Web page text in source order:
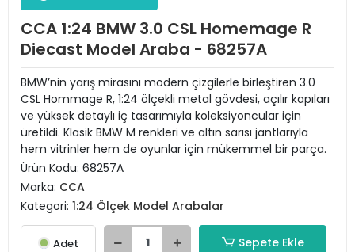
CCA 1:24 BMW 3.0 CSL Homemage R
Diecast Model Araba - 68257A
BMW’nin yarış mirasını modern çizgilerle birleştiren 3.0
CSL Hommage R, 1:24 ölçekli metal gövdesi, açılır kapıları
ve yüksek detaylı iç tasarımıyla koleksiyoncular için
üretildi. Klasik BMW M renkleri ve altın sarısı jantlarıyla
hem vitrinler hem de oyunlar için mükemmel bir parça.
Ürün Kodu: 68257A
Marka: CCA
Kategori: 1:24 Ölçek Model Arabalar
Adet Sepete Ekle